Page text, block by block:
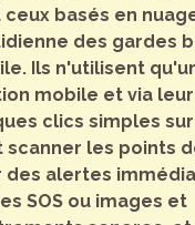
basés en
des gardes
Ils n'utilisent
mobile et via
clics simples sur
scanner les points
des alertes
SOS ou images et